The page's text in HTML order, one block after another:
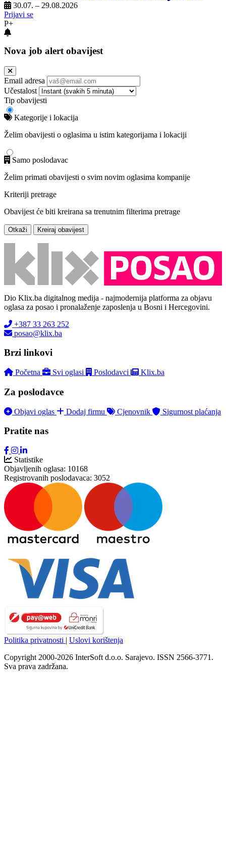
30.07. – 29.08.2026
Prijavi se
P+
Nova job alert obavijest
Email adresa
Učestalost
Tip obavijesti
Kategorije i lokacija
Želim obavijesti o oglasima u istim kategorijama i lokaciji
Samo poslodavac
Želim primati obavijesti o svim novim oglasima kompanije
Kriteriji pretrage
Obavijest će biti kreirana sa trenutnim filterima pretrage
Otkaži Kreiraj obavijest
Dio Klix.ba digitalnog medija - najmodernija platforma za objavu
oglasa za posao i pronalaženje zaposlenja u Bosni i Hercegovini.
+387 33 263 252
posao@klix.ba
Brzi linkovi
Početna Svi oglasi Poslodavci Klix.ba
Za poslodavce
Objavi oglas Dodaj firmu Cjenovnik Sigurnost plaćanja
Pratite nas
Statistike
Objavljenih oglasa: 10168
Registrovanih poslodavaca: 3052
Politika privatnosti | Uslovi korištenja
Copyright 2000-2026 InterSoft d.o.o. Sarajevo. ISSN 2566-3771.
Sva prava zadržana.